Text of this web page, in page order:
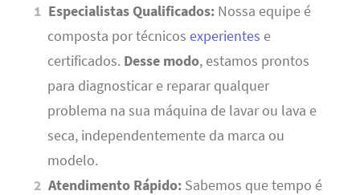
Especialistas Qualificados: Nossa equipe é
composta por técnicos experientes e
certificados. Desse modo, estamos prontos
para diagnosticar e reparar qualquer
problema na sua máquina de lavar ou lava e
seca, independentemente da marca ou
modelo.
Atendimento Rápido: Sabemos que tempo é